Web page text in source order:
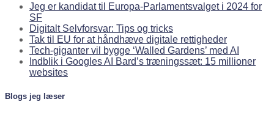
Jeg er kandidat til Europa-Parlamentsvalget i 2024 for
SF
Digitalt Selvforsvar: Tips og tricks
Tak til EU for at håndhæve digitale rettigheder
Tech-giganter vil bygge ‘Walled Gardens’ med AI
Indblik i Googles AI Bard’s træningssæt: 15 millioner
websites
Blogs jeg læser